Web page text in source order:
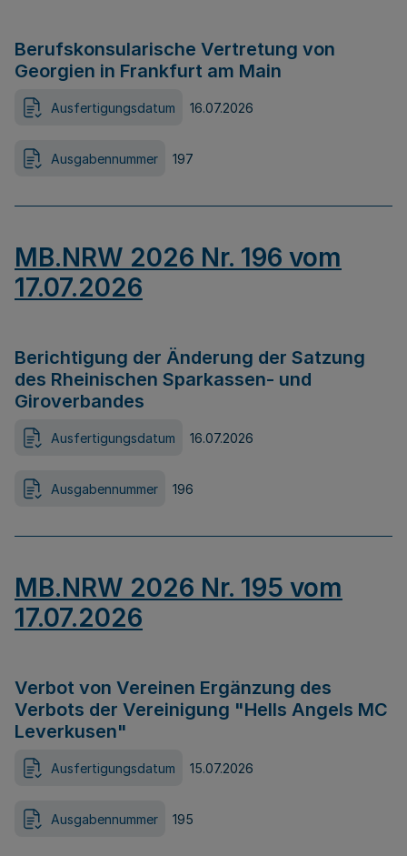
Berufskonsularische Vertretung von
Georgien in Frankfurt am Main
Ausfertigungsdatum 16.07.2026
Ausgabennummer 197
MB.NRW 2026 Nr. 196 vom
17.07.2026
Berichtigung der Änderung der Satzung
des Rheinischen Sparkassen- und
Giroverbandes
Ausfertigungsdatum 16.07.2026
Ausgabennummer 196
MB.NRW 2026 Nr. 195 vom
17.07.2026
Verbot von Vereinen Ergänzung des
Verbots der Vereinigung "Hells Angels MC
Leverkusen"
Ausfertigungsdatum 15.07.2026
Ausgabennummer 195